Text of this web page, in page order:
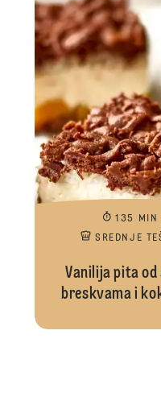
135 MIN
SREDNJE
Vanilija pita od
breskvama i